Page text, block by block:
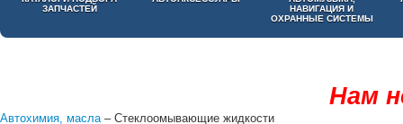
ЗАПЧАСТЕЙ
НАВИГАЦИЯ И
ОХРАННЫЕ СИСТЕМЫ
Нам
Автохимия, масла– Стеклоомывающие жидкости